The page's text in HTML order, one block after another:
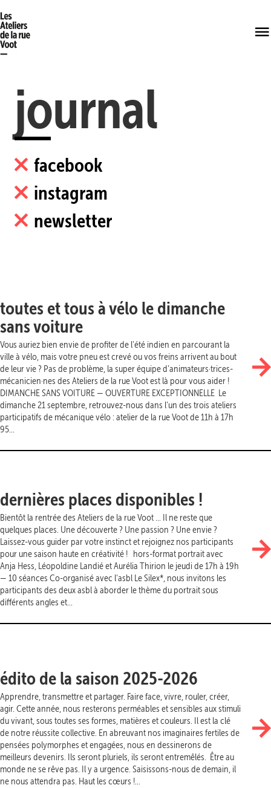
journal
facebook
instagram
newsletter
toutes et tous à vélo le dimanche
sans voiture
Vous auriez bien envie de profiter de l'été indien en parcourant la
ville à vélo, mais votre pneu est crevé ou vos freins arrivent au bout
de leur vie ? Pas de problème, la super équipe d’animateurs·trices-
mécanicien·nes des Ateliers de la rue Voot est là pour vous aider !
DIMANCHE SANS VOITURE — OUVERTURE EXCEPTIONNELLE Le
dimanche 21 septembre, retrouvez-nous dans l'un des trois ateliers
participatifs de mécanique vélo : atelier de la rue Voot de 11h à 17h
95...
dernières places disponibles !
Bientôt la rentrée des Ateliers de la rue Voot ... Il ne reste que
quelques places. Une découverte ? Une passion ? Une envie ?
Laissez-vous guider par votre instinct et rejoignez nos participants
pour une saison haute en créativité ! hors-format portrait avec
Anja Hess, Léopoldine Landié et Aurélia Thirion le jeudi de 17h à 19h
— 10 séances Co-organisé avec l'asbl Le Silex*, nous invitons les
participants des deux asbl à aborder le thème du portrait sous
différents angles et...
édito de la saison 2025-2026
Apprendre, transmettre et partager. Faire face, vivre, rouler, créer,
agir. Cette année, nous resterons perméables et sensibles aux stimuli
du vivant, sous toutes ses formes, matières et couleurs. Il est la clé
de notre réussite collective. En abreuvant nos imaginaires fertiles de
pensées polymorphes et engagées, nous en dessinerons de
meilleurs devenirs. Ils seront pluriels, ils seront entremêlés. Être au
monde ne se rêve pas. Il y a urgence. Saisissons-nous de demain, il
ne nous attendra pas. Haut les cœurs !...